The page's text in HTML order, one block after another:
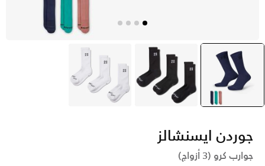
selected
متعدد أسود أبيض
جوردن ايسنشالز
جوارب كرو (3 أزواج)